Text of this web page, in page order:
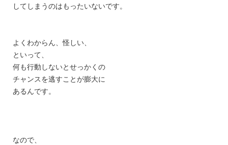
してしまうのはもったいないです。
よくわからん、怪しい、
といって、
何も行動しないとせっかくの
チャンスを逃すことが膨大に
あるんです。
なので、